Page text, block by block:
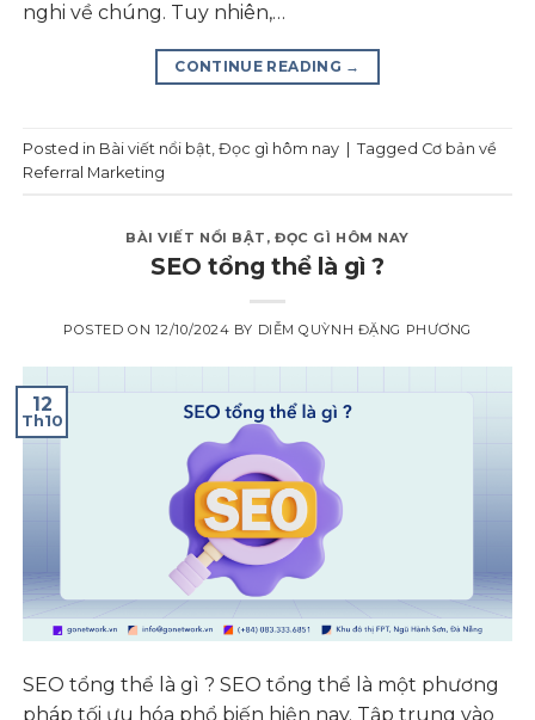
nghi về chúng. Tuy nhiên,…
CONTINUE READING →
Posted in Bài viết nổi bật ,Đọc gì hôm nay | Tagged Cơ bản về
Referral Marketing
BÀI VIẾT NỔI BẬT ,ĐỌC GÌ HÔM NAY
SEO tổng thể là gì ?
POSTED ON 12/10/2024 BY DIỄM QUỲNH ĐẶNG PHƯƠNG
12
Th10
SEO tổng thể là gì ? SEO tổng thể là một phương
pháp tối ưu hóa phổ biến hiện nay. Tập trung vào